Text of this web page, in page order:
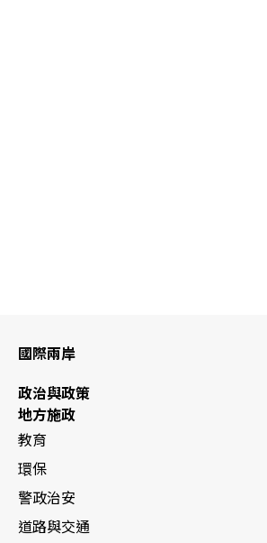
國際兩岸
政治與政策
地方施政
教育
環保
警政治安
道路與交通